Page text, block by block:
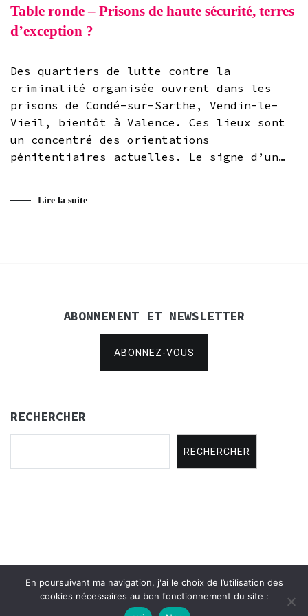
Table ronde – Prisons de haute sécurité, terres
d’exception ?
Des quartiers de lutte contre la
criminalité organisée ouvrent dans les
prisons de Condé-sur-Sarthe, Vendin-le-
Vieil, bientôt à Valence. Ces lieux sont
un concentré des orientations
pénitentiaires actuelles. Le signe d’un…
Lire la suite
ABONNEMENT ET NEWSLETTER
ABONNEZ-VOUS
RECHERCHER
RECHERCHER
Copyright © 2021 Concertina Rencontres .
En poursuivant ma navigation, j'ai le choix de l’utilisation des
cookies nécessaires au bon fonctionnement du site :